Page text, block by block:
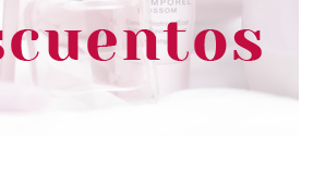
1.99€
22%
desde
1.55€